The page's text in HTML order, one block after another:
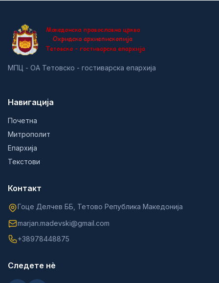
МПЦ - ОА Тетовско - гостиварска епархија
Навигација
Почетна
Митрополит
Епархија
Текстови
Контакт
Гоце Делчев ББ, Тетово Република Македонија
marjan.madevski@gmail.com
+38978448875
Следете нè